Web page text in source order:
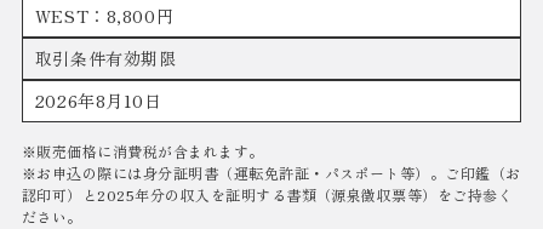
WEST：8,800円
取引条件有効期限
2026年8月10日
※販売価格に消費税が含まれます。
※お申込の際には身分証明書（運転免許証・パスポート等）。ご印鑑（お
認印可）と2025年分の収入を証明する書類（源泉徴収票等）をご持参く
ださい。